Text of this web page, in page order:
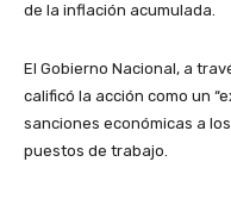
de la inflación acumulada.
El Gobierno Nacional, a
calificó la acción como un
sanciones económicas a
puestos de trabajo.